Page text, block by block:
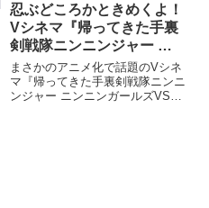
忍ぶどころかときめくよ！
Vシネマ『帰ってきた手裏
剣戦隊ニンニンジャー ニ
ンニンガールズVSボーイ
ズ FINAL WARS』完成披
露上映会＆舞台挨拶レポー
まさかのアニメ化で話題のVシネ
マ『帰ってきた手裏剣戦隊ニンニ
ンジャー ニンニンガールズVSボ